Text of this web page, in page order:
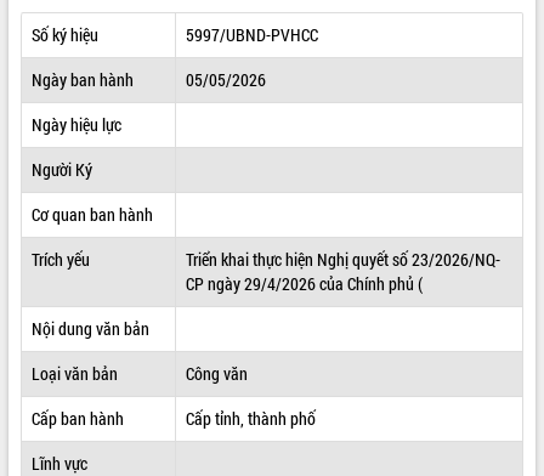
TIN TỨC SỰ KIỆN
SỞ, BAN, NGÀNH
THÔNG TIN CHỈ ĐẠO ĐIỀU HÀNH
HỆ THỐNG VĂN BẢN
VĂN BẢN HĐND TỈNH
ĐIỂM TIN VĂN BẢN
Số ký hiệu
5997/UBND-PVHCC
Ngày ban hành
05/05/2026
Ngày hiệu lực
Người Ký
Cơ quan ban hành
Trích yếu
Triển khai thực hiện Nghị quyết số 23/2026/NQ-
CP ngày 29/4/2026 của Chính phủ (
Nội dung văn bản
Loại văn bản
Công văn
Cấp ban hành
Cấp tỉnh, thành phố
Lĩnh vực